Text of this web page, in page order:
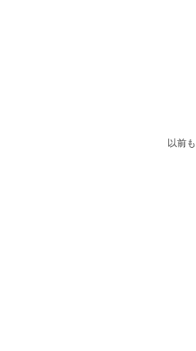
以前も